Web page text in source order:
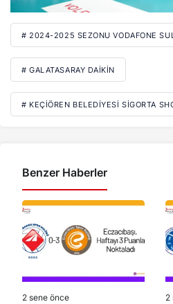
# 2024-2025 SEZONU VODAFONE
# GALATASARAY DAIKIN
# KEÇIÖREN BELEDIYESI SIGORTA
Benzer Haberler
2 sene önce 2